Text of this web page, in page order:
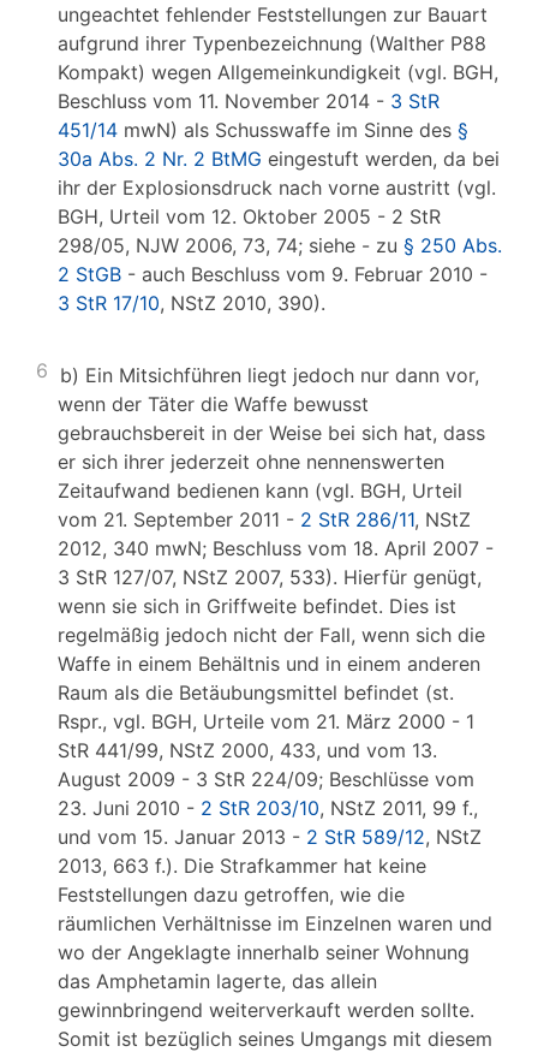
ungeachtet fehlender Feststellungen zur Bauart
aufgrund ihrer Typenbezeichnung (Walther P88
Kompakt) wegen Allgemeinkundigkeit (vgl. BGH,
Beschluss vom 11. November 2014 - 3 StR
451/14 mwN) als Schusswaffe im Sinne des §
30a Abs. 2 Nr. 2 BtMG eingestuft werden, da bei
ihr der Explosionsdruck nach vorne austritt (vgl.
BGH, Urteil vom 12. Oktober 2005 - 2 StR
298/05, NJW 2006, 73, 74; siehe - zu § 250 Abs.
2 StGB - auch Beschluss vom 9. Februar 2010 -
3 StR 17/10, NStZ 2010, 390).
6 b) Ein Mitsichführen liegt jedoch nur dann vor,
wenn der Täter die Waffe bewusst
gebrauchsbereit in der Weise bei sich hat, dass
er sich ihrer jederzeit ohne nennenswerten
Zeitaufwand bedienen kann (vgl. BGH, Urteil
vom 21. September 2011 - 2 StR 286/11, NStZ
2012, 340 mwN; Beschluss vom 18. April 2007 -
3 StR 127/07, NStZ 2007, 533). Hierfür genügt,
wenn sie sich in Griffweite befindet. Dies ist
regelmäßig jedoch nicht der Fall, wenn sich die
Waffe in einem Behältnis und in einem anderen
Raum als die Betäubungsmittel befindet (st.
Rspr., vgl. BGH, Urteile vom 21. März 2000 - 1
StR 441/99, NStZ 2000, 433, und vom 13.
August 2009 - 3 StR 224/09; Beschlüsse vom
23. Juni 2010 - 2 StR 203/10, NStZ 2011, 99 f.,
und vom 15. Januar 2013 - 2 StR 589/12, NStZ
2013, 663 f.). Die Strafkammer hat keine
Feststellungen dazu getroffen, wie die
räumlichen Verhältnisse im Einzelnen waren und
wo der Angeklagte innerhalb seiner Wohnung
das Amphetamin lagerte, das allein
gewinnbringend weiterverkauft werden sollte.
Somit ist bezüglich seines Umgangs mit diesem